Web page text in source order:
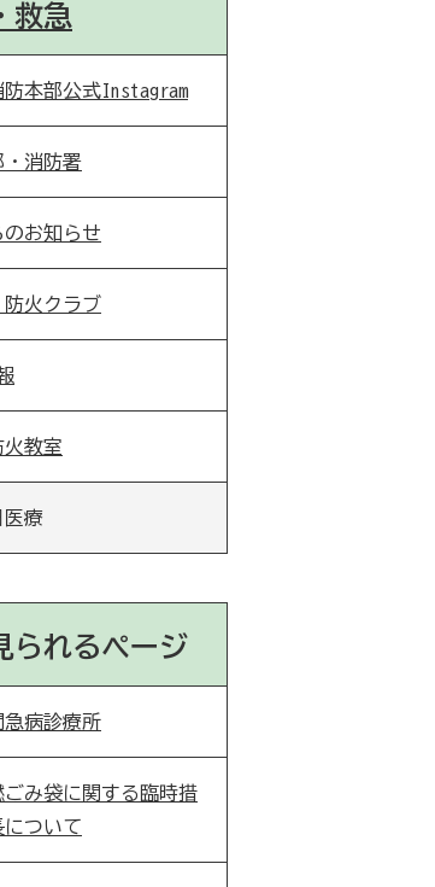
救急
防本部公式Instagram
・消防署
お知らせ
防火クラブ
火教室
医療
られるページ
急病診療所
ごみ袋に関する臨時措
ついて